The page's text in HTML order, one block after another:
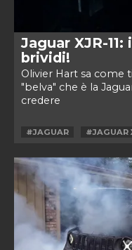
Jaguar XJR-
brividi!
Olivier Hart sa come
"belva" che è la
credere
#JAGUAR #JAGUAR